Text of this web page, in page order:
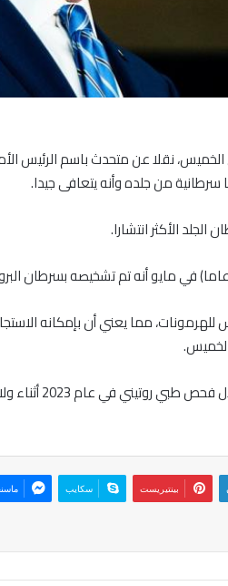
نقلا عن متحدث باسم الرئيس
سرطانية من جلده وأنه يتعافى جيدا.
الأكثر انتشارا.
مما يعني أن بإمكانه
وسبق أن خضع بايدن
بينتيريست سكايب